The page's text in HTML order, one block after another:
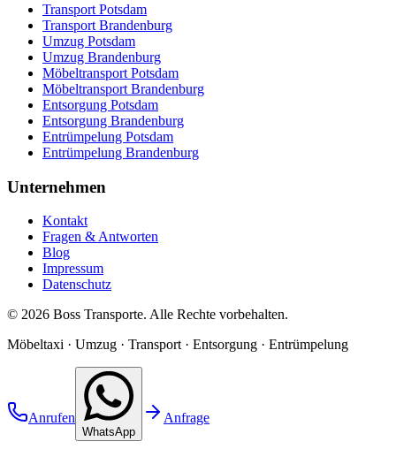
Transport Potsdam
Transport Brandenburg
Umzug Potsdam
Umzug Brandenburg
Möbeltransport Potsdam
Möbeltransport Brandenburg
Entsorgung Potsdam
Entsorgung Brandenburg
Entrümpelung Potsdam
Entrümpelung Brandenburg
Unternehmen
Kontakt
Fragen & Antworten
Blog
Impressum
Datenschutz
© 2026 Boss Transporte. Alle Rechte vorbehalten.
Möbeltaxi · Umzug · Transport · Entsorgung · Entrümpelung
Anrufen
WhatsApp
Anfrage